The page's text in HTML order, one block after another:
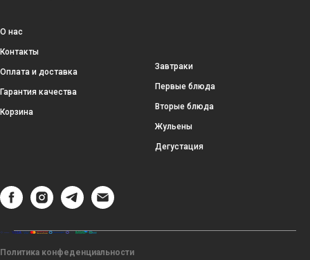
О нас
Контакты
Оплата и доставка
Гарантия качества
Корзина
Завтраки
Первые блюда
Вторые блюда
Жульены
Дегустация
Политика конфеденциальности